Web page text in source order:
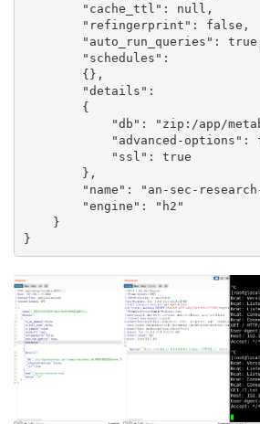
        "cache_ttl": null,
        "refingerprint": false,
"auto_run_queries":
        "schedules":
        {},
        "details":
        {
"db": "zip:/app/
"advanced-options":
            "ssl": true
        },
"name": "an-sec-
        "engine": "h2"
    }
}